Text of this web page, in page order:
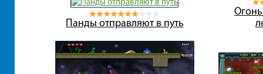
Панды отправляют в путь